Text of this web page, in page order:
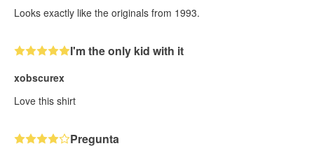
Looks exactly like the originals from 1993.
I'm the only kid with it
xobscurex
Love this shirt
Pregunta